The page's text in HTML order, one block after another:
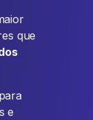
que
e